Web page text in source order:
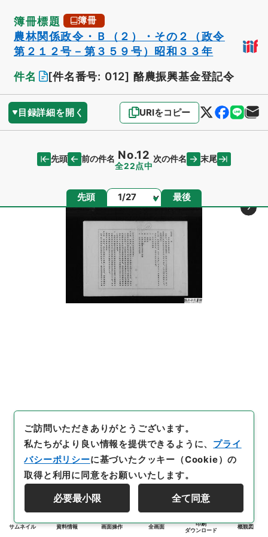
簿冊標題 簿冊
農林関係政令・Ｂ（２）・その２（政令
第２１２号－第３５９号）昭和３３年
件名
[件名番号: 012] 酪農振興基金登記令
目録詳細を開く URIをコピー
先頭 前の件名 No.12
全22点中
次の件名 末尾
先頭 ページ 最後
サムネイル 資料情報 画面操作 全画面
印刷
ダウンロード
概観図
ご訪問いただきありがとうございます。
私たちがより良い情報を提供できるように、 プライ
バシーポリシーに基づいたクッキー（Cookie）の
取得と利用に同意をお願いいたします。
必要最小限 全て同意